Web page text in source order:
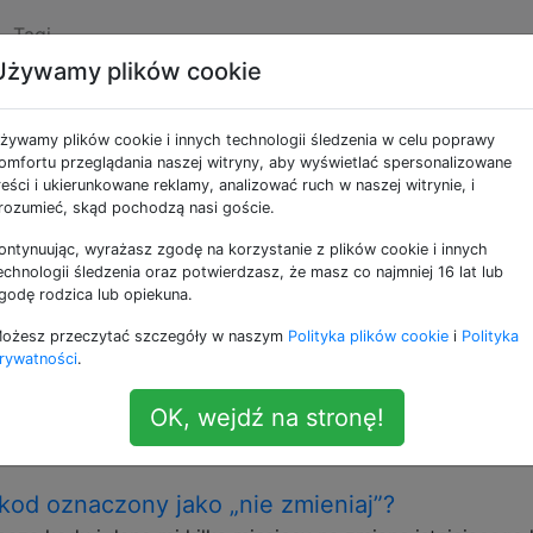
Tagi
jako source-code
(ewentualnie z komentarzami) napisanych
tekstu.
klas wzorców projektowych?
seniorów i mam duże problemy ze zrozumieniem ich
Czytam DDD ( Domain-Driven Design ) i nie rozumiem,
klas. Jeśli zastosujemy tę metodę projektowania
30 klas, które można zastąpić maksymalnie dwoma
design
oznaczony jako „nie zmieniaj”?
plików cookie
plików cookie i innych technologii śledzenia w celu poprawy
przeglądania naszej witryny, aby wyświetlać spersonalizowane
i ukierunkowane reklamy, analizować ruch w naszej witrynie, i
skąd pochodzą nasi goście.
wyrażasz zgodę na korzystanie z plików cookie i innych
śledzenia oraz potwierdzasz, że masz co najmniej 16 lat lub
rodzica lub opiekuna.
przeczytać szczegóły w naszym Polityka plików cookie i Polityka
.
OK, wejdź na stronę!